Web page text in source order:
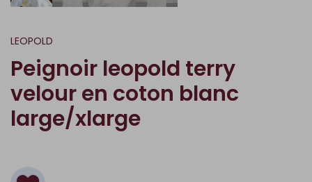
LEOPOLD
Peignoir leopold terry
velour en coton blanc
large/xlarge